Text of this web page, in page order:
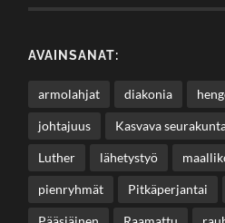
AVAINSANAT:
armolahjat diakonia
johtajuus Kasvava
Luther lähetystyö
pienryhmät Pitkäperjantai